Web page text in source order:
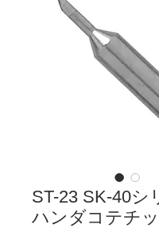
ST-23 SK-40シ
ハンダコテチ